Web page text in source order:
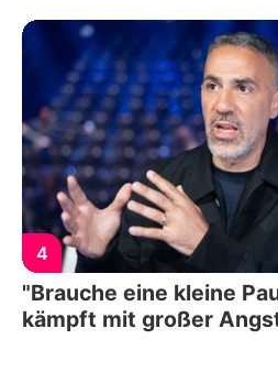
4
"Brauche eine kleine
kämpft mit großer